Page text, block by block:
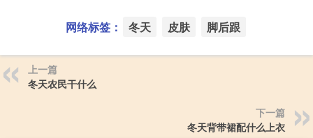
网络标签： 冬天 皮肤 脚后跟
上一篇
冬天农民干什么
下一篇
冬天背带裙配什么上衣